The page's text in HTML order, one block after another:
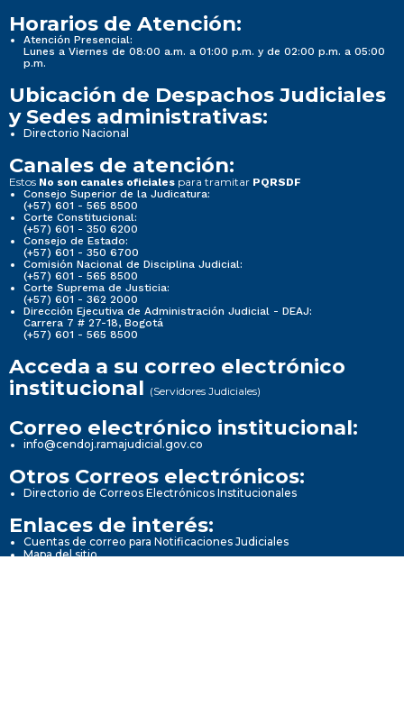
Horarios de Atención:
Atención Presencial:
Lunes a Viernes de 08:00 a.m. a 01:00 p.m. y de 02:00 p.m. a 05:00
p.m.
Ubicación de Despachos Judiciales
y Sedes administrativas:
Directorio Nacional
Canales de atención:
Estos No son canales oficiales para tramitar PQRSDF
Consejo Superior de la Judicatura:
(+57) 601 - 565 8500
Corte Constitucional:
(+57) 601 - 350 6200
Consejo de Estado:
(+57) 601 - 350 6700
Comisión Nacional de Disciplina Judicial:
(+57) 601 - 565 8500
Corte Suprema de Justicia:
(+57) 601 - 362 2000
Dirección Ejecutiva de Administración Judicial - DEAJ:
Carrera 7 # 27-18, Bogotá
(+57) 601 - 565 8500
Acceda a su correo electrónico
institucional (Servidores Judiciales)
Correo electrónico institucional:
info@cendoj.ramajudicial.gov.co
Otros Correos electrónicos:
Directorio de Correos Electrónicos Institucionales
Enlaces de interés:
Cuentas de correo para Notificaciones Judiciales
Mapa del sitio